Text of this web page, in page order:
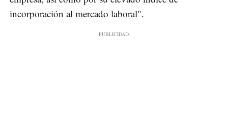
incorporación al mercado laboral".